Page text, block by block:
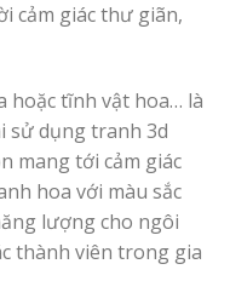
cảm giác thư giãn,
tĩnh vật hoa… là
sử dụng tranh 3d
mang tới cảm giác
hoa với màu sắc
lượng cho ngôi
thành viên trong gia